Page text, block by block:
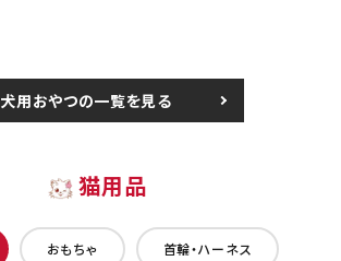
犬用おやつの一覧を見る
猫用品
おもちゃ 首輪・ハーネス